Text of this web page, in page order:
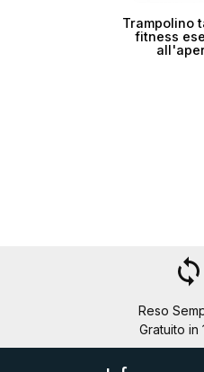
Trampolino
fitness
loop
Reso
Gratuito in